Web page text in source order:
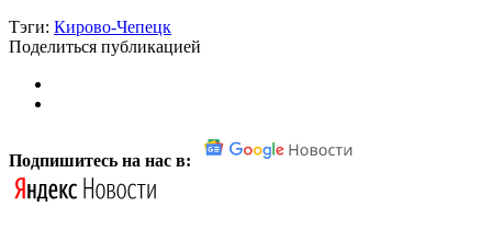
Тэги: Кирово-Чепецк
Поделиться публикацией
Подпишитесь на нас в: